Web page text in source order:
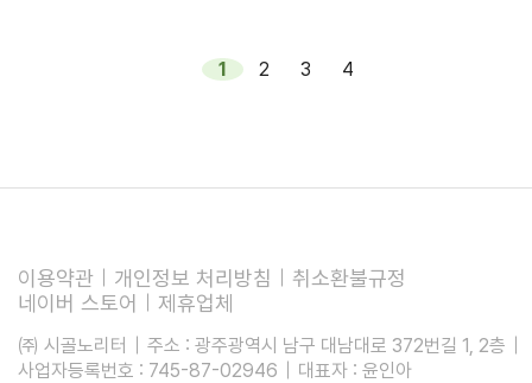
1 2 3 4
이용약관 개인정보 처리방침
취소환불규정
네이버 스토어
제휴업체
㈜ 시골노리터
주소 : 광주광역시 남구 대남대로 372번길 1, 2층
사업자등록번호 : 745-87-02946
대표자 : 윤인아